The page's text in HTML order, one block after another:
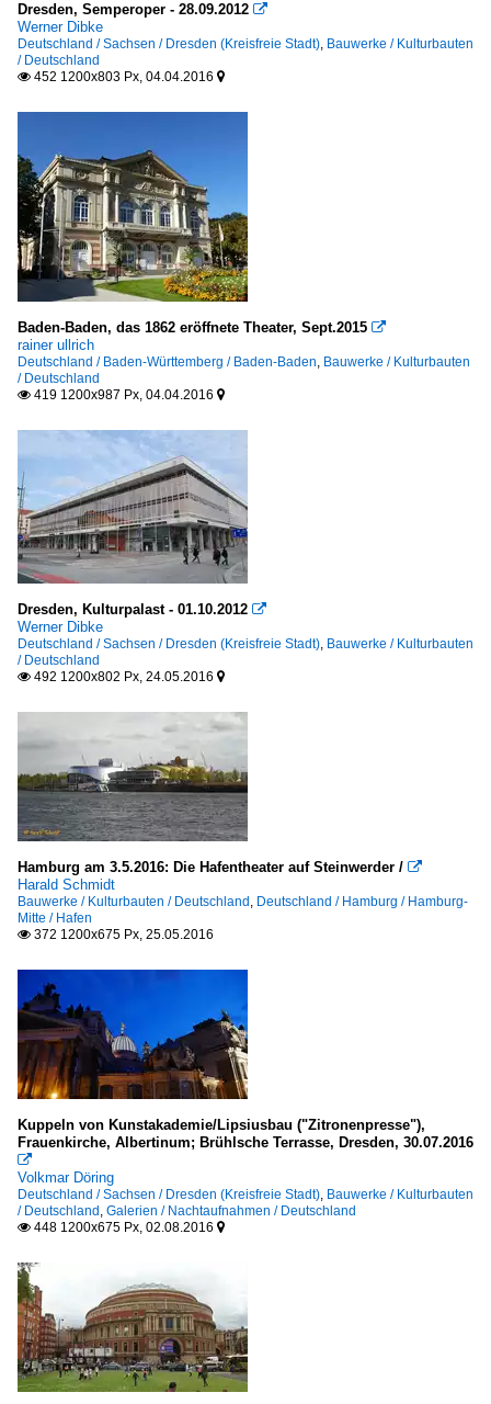
Dresden, Semperoper - 28.09.2012 
Werner Dibke
Deutschland / Sachsen / Dresden (Kreisfreie Stadt), Bauwerke / Kulturbauten
/ Deutschland
 452 1200x803 Px, 04.04.2016 
Baden-Baden, das 1862 eröffnete Theater, Sept.2015 
rainer ullrich
Deutschland / Baden-Württemberg / Baden-Baden, Bauwerke / Kulturbauten
/ Deutschland
 419 1200x987 Px, 04.04.2016 
Dresden, Kulturpalast - 01.10.2012 
Werner Dibke
Deutschland / Sachsen / Dresden (Kreisfreie Stadt), Bauwerke / Kulturbauten
/ Deutschland
 492 1200x802 Px, 24.05.2016 
Hamburg am 3.5.2016: Die Hafentheater auf Steinwerder / 
Harald Schmidt
Bauwerke / Kulturbauten / Deutschland , Deutschland / Hamburg / Hamburg-
Mitte / Hafen
 372 1200x675 Px, 25.05.2016
Kuppeln von Kunstakademie/Lipsiusbau ("Zitronenpresse"),
Frauenkirche, Albertinum; Brühlsche Terrasse, Dresden, 30.07.2016

Volkmar Döring
Deutschland / Sachsen / Dresden (Kreisfreie Stadt), Bauwerke / Kulturbauten
/ Deutschland , Galerien / Nachtaufnahmen / Deutschland
 448 1200x675 Px, 02.08.2016 